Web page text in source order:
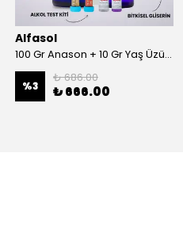
Alfasol
100 Gr Anason + 10 Gr Yaş Üzüm + 250 Gr Gliserin + Alkol Test Kiti
%3
₺ 686.00
₺ 666.00